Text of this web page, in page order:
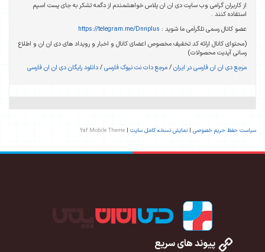
از کاربران گرامی وب سایت دی ان ان پلاس خواهشمندم از دگمه تشکر به جای پست اسپم
استفاده کنند .
عضو کانال رسمی تلگرامی ما شوید : https://telegram.me/Dnnplus
(محتوای کانال ارائه کد تخفیف مخصوص اعضای کانال و اخبار و رویداد های دی ان ان و اطلاع
رسانی آپدیت محصولات)
مرجع دی ان ان فارسی در ایران/مرجع دات نت نیوک فارسی/دانلود رایگان دی ان ان فارسی
سیاست حفظ حریم خصوصی | نمایش نسخه کامل سایت |
Yaf Mobile Theme
پیوند های سریع